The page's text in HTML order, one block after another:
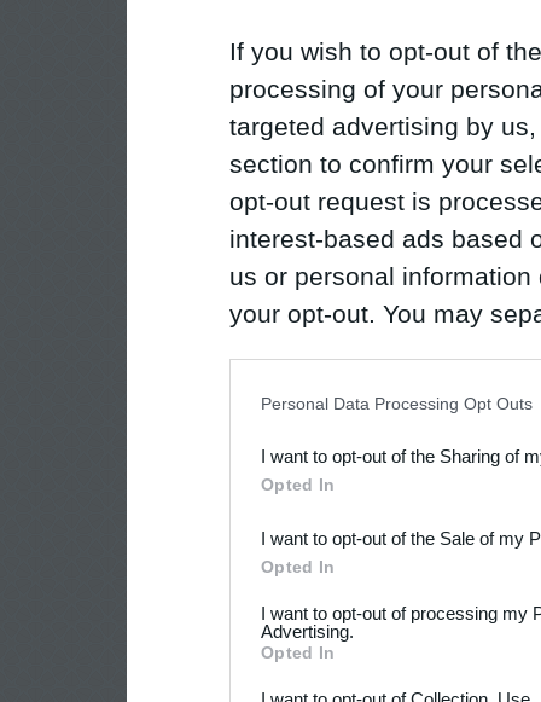
If you wish to opt-out of
processing of your
targeted advertising by
section to confirm your
opt-out request is
interest-based ads based
us or personal
your opt-out. You may
Downstream Participants
third parties.
Personal Data Processing Opt Outs
I want to opt-out of the Sharing of
Opted In
I want to opt-out of the Sale of my
Opted In
I want to opt-out of processing my
Advertising.
Opted In